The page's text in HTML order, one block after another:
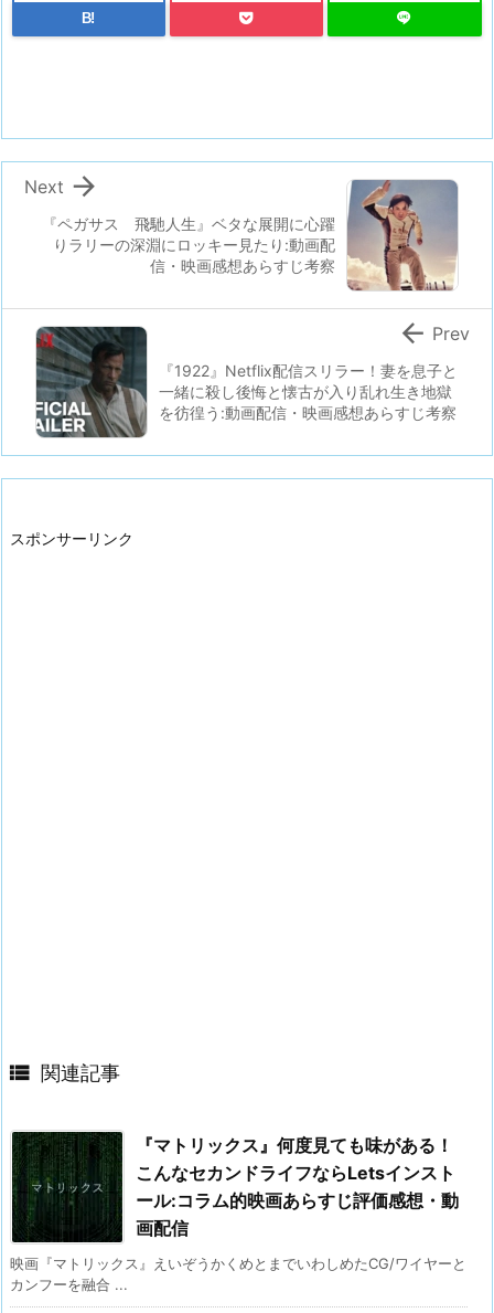
B!
『ペガサス 飛馳人生』ベタな展開に心躍
りラリーの深淵にロッキー見たり:動画配
信・映画感想あらすじ考察

Next
『1922』Netflix配信スリラー！妻を息子と
一緒に殺し後悔と懐古が入り乱れ生き地獄
を彷徨う:動画配信・映画感想あらすじ考察
 Prev
スポンサーリンク
 関連記事
『マトリックス』何度見ても味がある！
こんなセカンドライフならLetsインスト
ール:コラム的映画あらすじ評価感想・動
画配信
映画『マトリックス』えいぞうかくめとまでいわしめたCG/ワイヤーと
カンフーを融合 ...